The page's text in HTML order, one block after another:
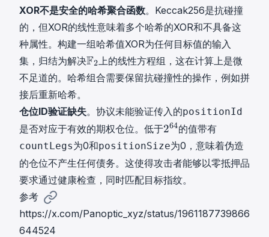
XOR不是安全的哈希聚合函数。Keccak256是抗碰撞
的，但XOR的线性意味着多个哈希的XOR和不具备这
种属性。构建一组哈希值XOR为任何目标值的输入
集，归结为解决F
2
\
a
t
h
b
b
{
}
F2 上的线性方程组，这在计算上是微
不足道的。哈希组合需要保留抗碰撞性的操作，例如拼
接后重新哈希。
仓位ID验证缺失。协议未能验证传入的positionId
是否对应于有效的期权仓位。低于2
6
2
^
6
264的值带有
countLegs为0和positionSize为0，意味着伪造
的仓位不产生任何债务。这使得攻击者能够以零抵押品
要求通过健康检查，同时匹配目标指纹。
参考
https://x.com/Panoptic_xyz/status/1961187739866
644524